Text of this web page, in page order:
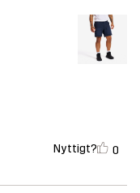
Nyttigt? 0